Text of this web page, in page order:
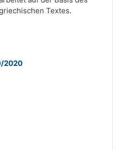
Textes.
2020